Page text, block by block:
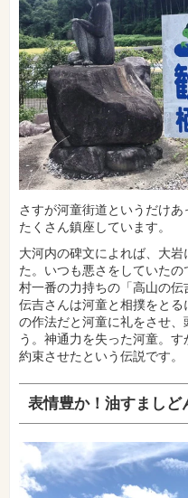
さすが河童街道というだけ
たくさん鎮座しています。
大河内の碑文によれば、大
た。いつも悪さをしていた
村一番の力持ちの「高山の伝
伝吉さんは河童と相撲をと
の作法だと河童に礼をさせ
う。神通力を失った河童。
約束させたという伝説です。
表情豊か！油すましど